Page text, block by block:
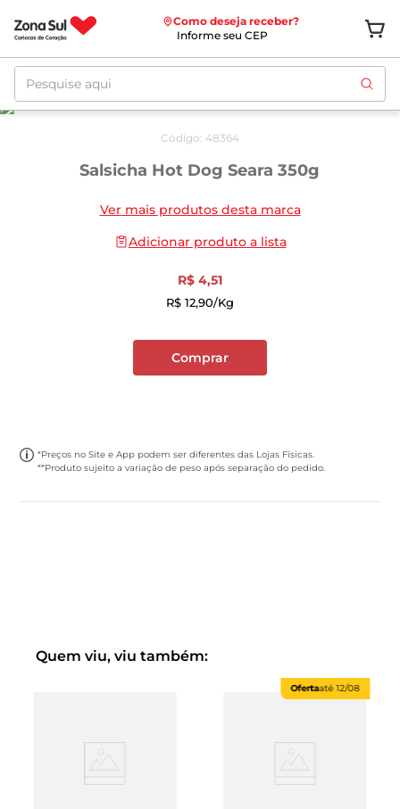
Como deseja receber?
Informe seu CEP
Pesquise aqui
Código: 48364
Salsicha Hot Dog Seara 350g
Ver mais produtos desta marca
Adicionar produto a lista
R$ 4,51
R$ 12,90/kg
Comprar
*Preços no Site e App podem ser diferentes das Lojas Físicas.
**Produto sujeito a variação de peso após separação do pedido.
Quem viu, viu também:
Ofertaaté12/08